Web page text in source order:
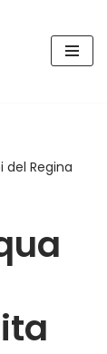
del Regina